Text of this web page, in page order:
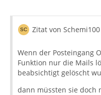
Zitat von Schemi100
Wenn der Posteingang
Funktion nur die Mails
beabsichtigt gelöscht
dann müssten sie doch